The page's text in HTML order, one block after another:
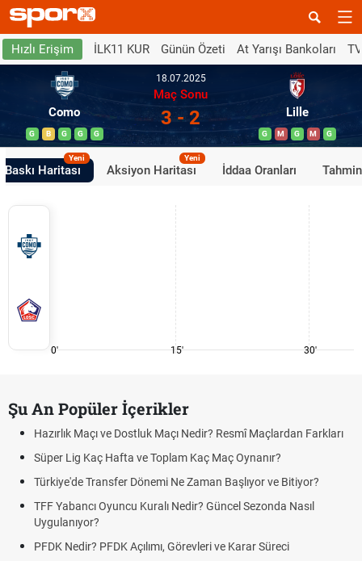
Hızlı Erişim İLK11 KUR Günün Özeti At Yarışı Bankoları
Como
G B G G G
18.07.2025
Maç Sonu
3 - 2 Lille
G M G M G
Baskı Haritası
Yeni
Aksiyon Haritası
Yeni
İddaa Oranları
0' 15' 30'
Şu An Popüler İçerikler
Hazırlık Maçı ve Dostluk Maçı Nedir? Resmî Maçlardan Farkları
Süper Lig Kaç Hafta ve Toplam Kaç Maç Oynanır?
Türkiye'de Transfer Dönemi Ne Zaman Başlıyor ve Bitiyor?
TFF Yabancı Oyuncu Kuralı Nedir? Güncel Sezonda Nasıl
Uygulanıyor?
PFDK Nedir? PFDK Açılımı, Görevleri ve Karar Süreci